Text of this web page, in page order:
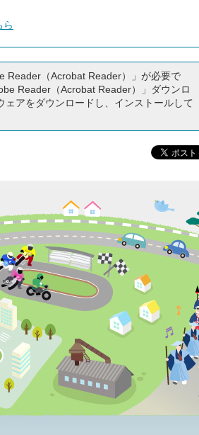
ら
Reader（Acrobat Reader）」が必要で
Reader（Acrobat Reader）」ダウンロ
アをダウンロードし、インストールして